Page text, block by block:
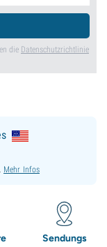
die Datenschutzrichtlinie
Mehr Infos
Sendungs